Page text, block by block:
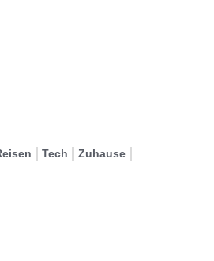
Tech Zuhause